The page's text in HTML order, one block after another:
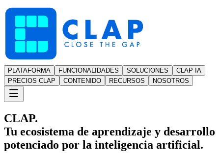
PLATAFORMA FUNCIONALIDADES SOLUCIONES
CLAP IA
PRECIOS CLAP
CONTENIDO RECURSOS NOSOTROS
CLAP.
Tu ecosistema de aprendizaje y desarrollo
potenciado por la inteligencia artificial.